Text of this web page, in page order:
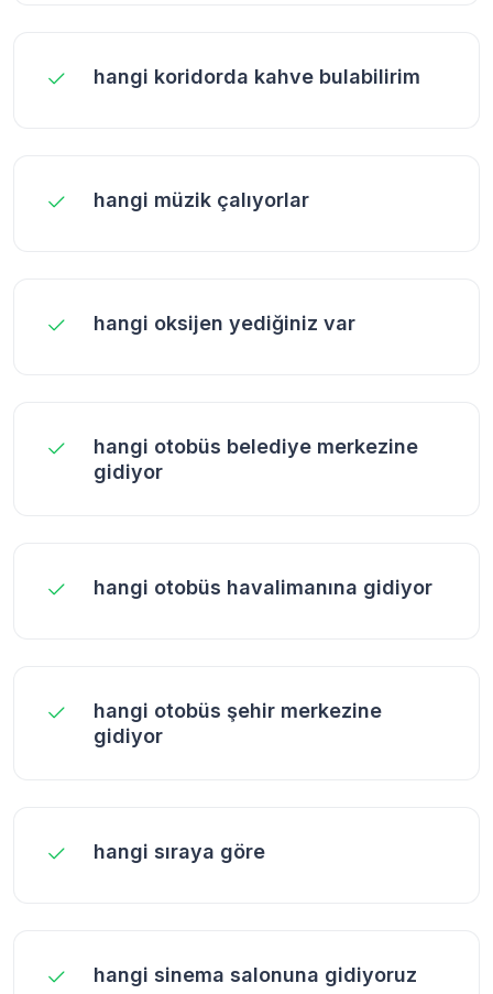
hangi koridorda kahve bulabilirim
hangi müzik çalıyorlar
hangi oksijen yediğiniz var
hangi otobüs belediye merkezine
gidiyor
hangi otobüs havalimanına gidiyor
hangi otobüs şehir merkezine
gidiyor
hangi sıraya göre
hangi sinema salonuna gidiyoruz